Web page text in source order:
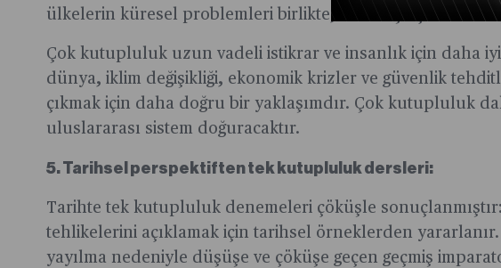
ülkelerin küresel problemleri birlikte, ortaklaşa çözmelerini
Çok kutupluluk uzun vadeli istikrar ve insanlık için daha
dünya, iklim değişikliği, ekonomik krizler ve güvenlik
çıkmak için daha doğru bir yaklaşımdır. Çok kutupluluk
uluslararası sistem doğuracaktır.
5. Tarihsel perspektiften tek kutupluluk dersleri:
Tarihte tek kutupluluk denemeleri çöküşle
tehlikelerini açıklamak için tarihsel örneklerden yararlanır.
yayılma nedeniyle düşüşe ve çöküşe geçen geçmiş